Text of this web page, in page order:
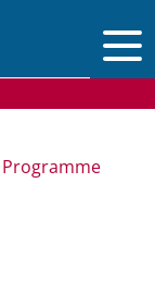
Programme